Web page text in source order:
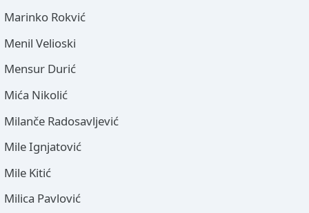
Marinko Rokvić
Menil Velioski
Mensur Durić
Mića Nikolić
Milanče Radosavljević
Mile Ignjatović
Mile Kitić
Milica Pavlović